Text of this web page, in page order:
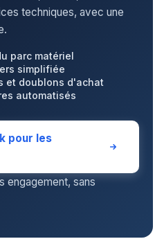
techniques, avec une
parc matériel
simplifiée
et doublons d'achat
automatisés
pour les
engagement, sans